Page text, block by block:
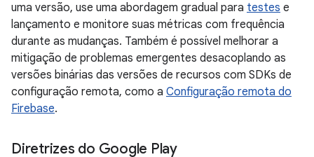
uma versão, use uma abordagem gradual para testes e
lançamento e monitore suas métricas com frequência
durante as mudanças. Também é possível melhorar a
mitigação de problemas emergentes desacoplando as
versões binárias das versões de recursos com SDKs de
configuração remota, como a Configuração remota do
Firebase.
Diretrizes do Google Play